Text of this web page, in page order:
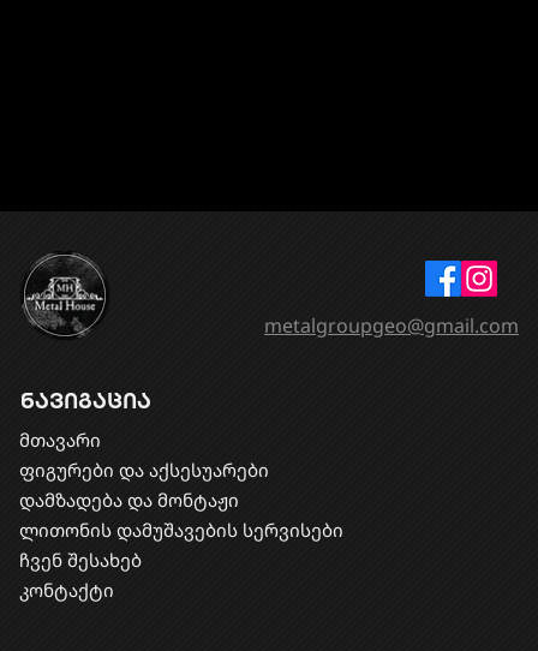
ნავიგაცია
მთავარი
ფიგურები და აქსესუარები
დამზადება და მონტაჟი
​ლითონის დამუშავების სერვისები
ჩვენ შესახებ
კონტაქტი
metalgroupgeo@gmail.com